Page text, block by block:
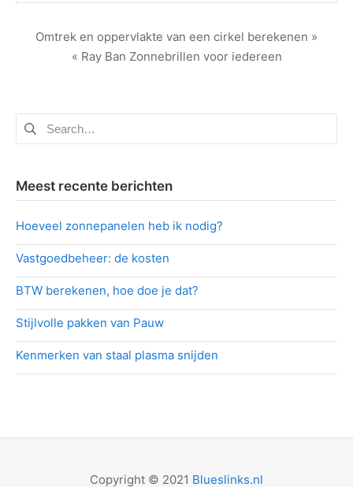
Berichtnavigatie
Omtrek en oppervlakte van een cirkel berekenen »
« Ray Ban Zonnebrillen voor iedereen
Zoeken
naar:
Meest recente berichten
Hoeveel zonnepanelen heb ik nodig?
Vastgoedbeheer: de kosten
BTW berekenen, hoe doe je dat?
Stijlvolle pakken van Pauw
Kenmerken van staal plasma snijden
Copyright © 2021 Blueslinks.nl